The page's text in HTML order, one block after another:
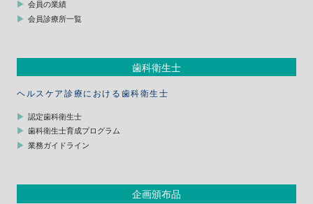
会員の業績
会員診療所一覧
歯科衛生士
ヘルスケア診療における歯科衛生士
認定歯科衛生士
歯科衛生士育成プログラム
業務ガイドライン
企画頒布品